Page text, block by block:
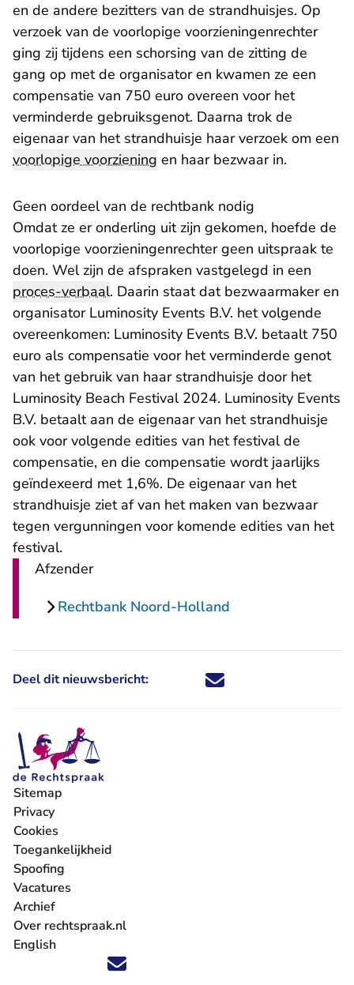
en de andere bezitters van de strandhuisjes. Op
verzoek van de voorlopige voorzieningenrechter
ging zij tijdens een schorsing van de zitting de
gang op met de organisator en kwamen ze een
compensatie van 750 euro overeen voor het
verminderde gebruiksgenot. Daarna trok de
eigenaar van het strandhuisje haar verzoek om een
voorlopige voorziening en haar bezwaar in.
Geen oordeel van de rechtbank nodig
Omdat ze er onderling uit zijn gekomen, hoefde de
voorlopige voorzieningenrechter geen uitspraak te
doen. Wel zijn de afspraken vastgelegd in een
proces-verbaal. Daarin staat dat bezwaarmaker en
organisator Luminosity Events B.V. het volgende
overeenkomen: Luminosity Events B.V. betaalt 750
euro als compensatie voor het verminderde genot
van het gebruik van haar strandhuisje door het
Luminosity Beach Festival 2024. Luminosity Events
B.V. betaalt aan de eigenaar van het strandhuisje
ook voor volgende edities van het festival de
compensatie, en die compensatie wordt jaarlijks
geïndexeerd met 1,6%. De eigenaar van het
strandhuisje ziet af van het maken van bezwaar
tegen vergunningen voor komende edities van het
festival.
Afzender
Rechtbank Noord-Holland
Deel dit nieuwsbericht: Deel dit nieuwsbericht via X -
Deel dit nieuwsbericht via
Deel dit nieuwsbericht
Deel dit
Volg ons op X (Twitter) - U verlaat Rechtspraak.nl
Volg ons op Facebook - U verlaat Rechtspraak.nl
Volg ons op Instagram - U verlaat Rechtspraak.nl
Volg ons op Youtube - U verlaat Rechtspraak.nl
Volg ons op LinkedIn - U verlaat
'Blijf op de hoogte' nieuwsbrief - U verlaat
Sitemap
Privacy
Cookies
Toegankelijkheid
Spoofing
Vacatures
- U verlaat Rechtspraak.nl
Archief
Over rechtspraak.nl
English